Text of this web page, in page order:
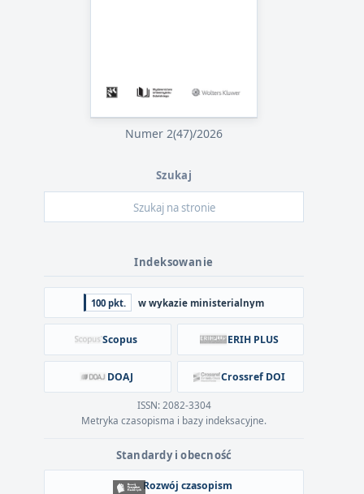
Numer 2(47)/2026
Indeksowanie
100 pkt. w wykazie ministerialnym
Scopus ERIH PLUS
DOAJ Crossref DOI
ISSN: 2082-3304
Metryka czasopisma i bazy indeksacyjne.
Standardy i obecność
Rozwój czasopism
Szukaj